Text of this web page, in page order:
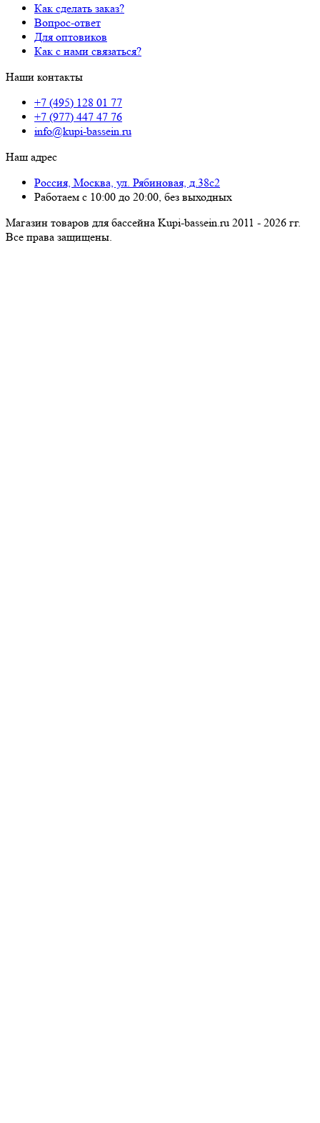
Как сделать заказ?
Вопрос-ответ
Для оптовиков
Как с нами связаться?
Наши контакты
+7 (495) 128 01 77
+7 (977) 447 47 76
info@kupi-bassein.ru
Наш адрес
Россия, Москва, ул. Рябиновая, д.38с2
Работаем с 10:00 до 20:00, без выходных
Магазин товаров для бассейна Kupi-bassein.ru 2011 - 2026 гг.
Все пра­ва за­щи­ще­ны.